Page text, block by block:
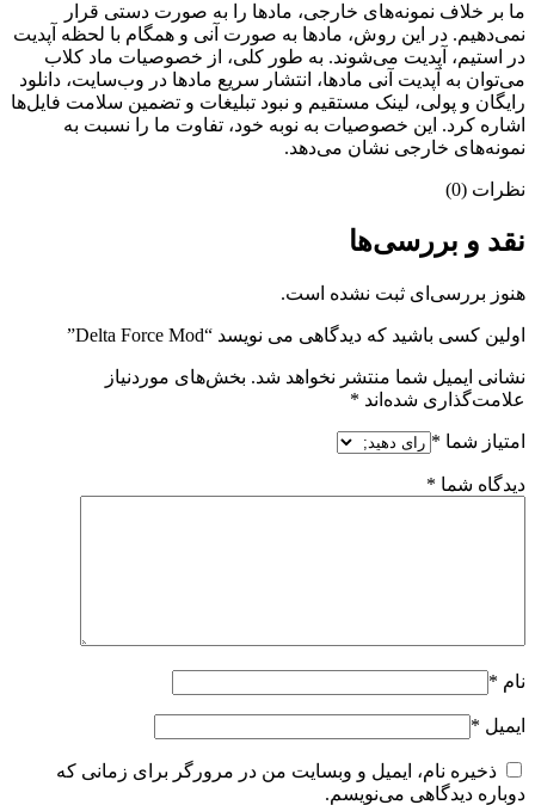
ما بر خلاف نمونه‌های خارجی، مادها را به صورت دستی قرار
نمی‌دهیم. در این روش، مادها به صورت آنی و همگام با لحظه آپدیت
در استیم، آپدیت می‌شوند. به طور کلی، از خصوصیات ماد کلاب
می‌‌توان به آپدیت آنی مادها، انتشار سریع مادها در وب‌سایت، دانلود
رایگان و پولی، لینک مستقیم و نبود تبلیغات و تضمین سلامت فایل‌ها
اشاره کرد. این خصوصیات به نوبه خود، تفاوت ما را نسبت به
نمونه‌های خارجی نشان می‌دهد.
نظرات (0)
نقد و بررسی‌ها
هنوز بررسی‌ای ثبت نشده است.
اولین کسی باشید که دیدگاهی می نویسد “Delta Force Mod”
نشانی ایمیل شما منتشر نخواهد شد. بخش‌های موردنیاز
علامت‌گذاری شده‌اند *
امتیاز شما *
دیدگاه شما *
نام *
ایمیل *
ذخیره نام، ایمیل و وبسایت من در مرورگر برای زمانی که
دوباره دیدگاهی می‌نویسم.